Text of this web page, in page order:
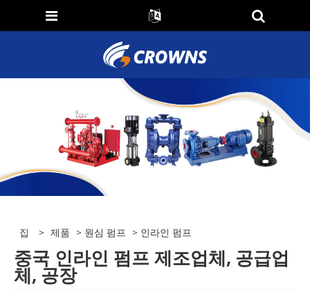
집 > 제품 > 원심 펌프 > 인라인 펌프
중국 인라인 펌프 제조업체, 공급업
체, 공장